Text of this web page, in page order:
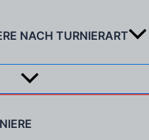
NACH TURNIERART
Menü
umschalten